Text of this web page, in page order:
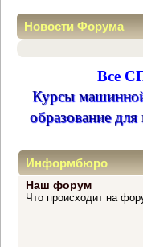
Новости Форума
Все
Курсы
образование
Информбюро
Наш форум
Что происходит на